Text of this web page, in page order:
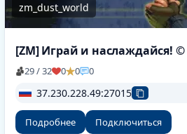
zm_dust_world
[ZM] Играй и наслаждайся! ©
29 / 32 0 0 0
37.230.228.49:27015
Подробнее Подключиться